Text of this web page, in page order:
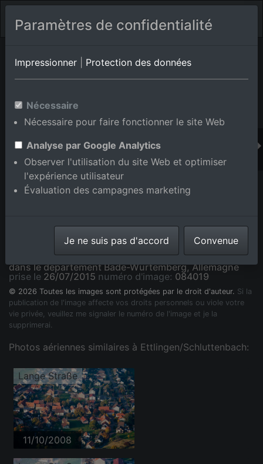
Album de lieux Ettlingen/Schluttenbach
Wurtemberg,Allemagne
Ajouter au panier int.
Lange Straße à le quartier Schluttenbach in Ettlingen
dans le département Bade-Wurtemberg, Allemagne
prise le 26/07/2015 numéro d'image: 084019
© 2026 Toutes les images sont protégées par le droit d'auteur. Si la
publication de l'image affecte vos droits personnels ou viole votre
vie privée, veuillez me signaler le numéro de l'image et je la
supprimerai.
Photos aériennes similaires à Ettlingen/Schluttenbach:
Lange Straße
11/10/2008
Paramètres de confidentialité
Impressionner Protection des données
Nécessaire
Nécessaire pour faire fonctionner le site Web
Analyse par Google Analytics
Observer l'utilisation du site Web et optimiser
l'expérience utilisateur
Évaluation des campagnes marketing
Je ne suis pas d'accord Convenue